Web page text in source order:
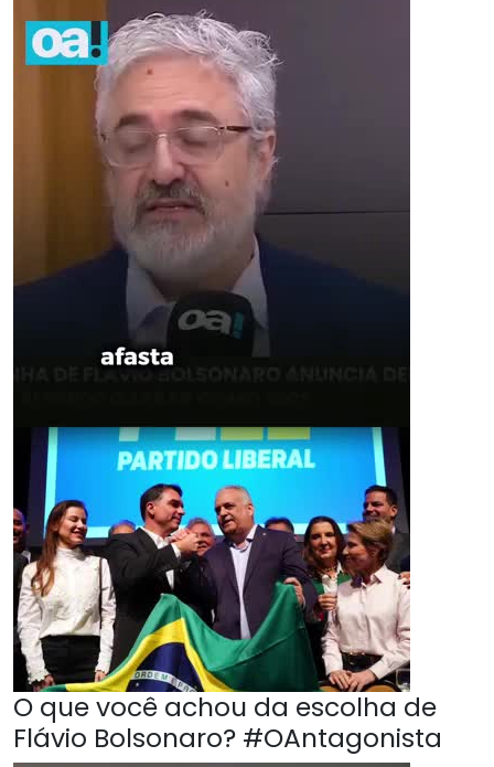
O que você achou da escolha de
Flávio Bolsonaro? #OAntagonista